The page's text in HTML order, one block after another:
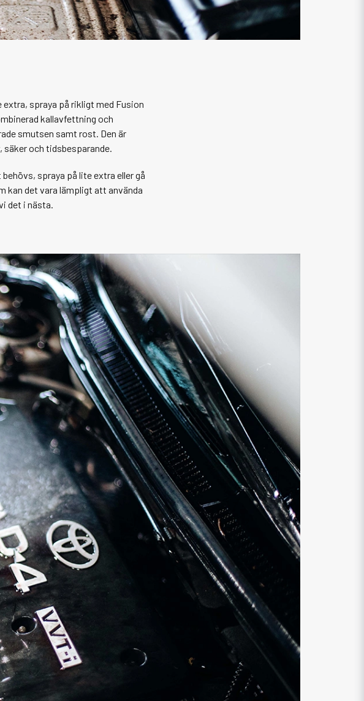
extra, spraya på rikligt med Fusion
kallavfettning och
smutsen samt rost. Den är
säker och tidsbesparande.
spraya på lite extra eller gå
kan det vara lämpligt att använda
det i nästa.